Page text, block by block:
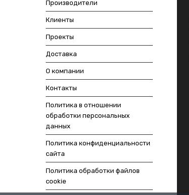
Производители
Клиенты
Проекты
Доставка
О компании
Контакты
Политика в отношении
обработки персональных
данных
Политика конфиденциальности
сайта
Политика обработки файлов
cookie